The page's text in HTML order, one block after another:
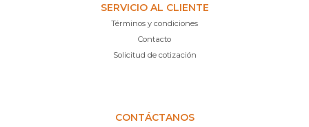
SERVICIO AL CLIENTE
Términos y condiciones
Contacto
Solicitud de cotización
CONTÁCTANOS